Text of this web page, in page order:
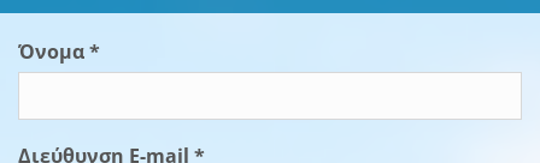
Όνομα *
Διεύθυνση E-mail *